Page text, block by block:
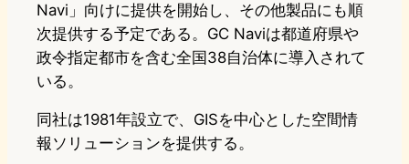
Navi」向けに提供を開始し、その他製品にも順
次提供する予定である。GC Naviは都道府県や
政令指定都市を含む全国38自治体に導入されて
いる。
同社は1981年設立で、GISを中心とした空間情
報ソリューションを提供する。